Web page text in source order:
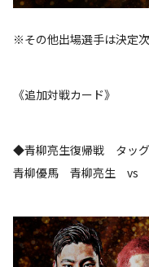
※その他出場選手は決定
《追加対戦カード》
◆青柳亮生復帰戦 タッ
青柳優馬 青柳亮生 vs